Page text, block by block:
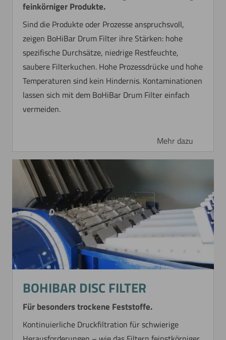
feinkörniger Produkte.
Sind die Produkte oder Prozesse anspruchsvoll,
zeigen BoHiBar Drum Filter ihre Stärken: hohe
spezifische Durchsätze, niedrige Restfeuchte,
saubere Filterkuchen. Hohe Prozessdrücke und hohe
Temperaturen sind kein Hindernis. Kontaminationen
lassen sich mit dem BoHiBar Drum Filter einfach
vermeiden.
Mehr dazu
BOHIBAR DISC FILTER
Für besonders trockene Feststoffe.
Kontinuierliche Druckfiltration für schwierige